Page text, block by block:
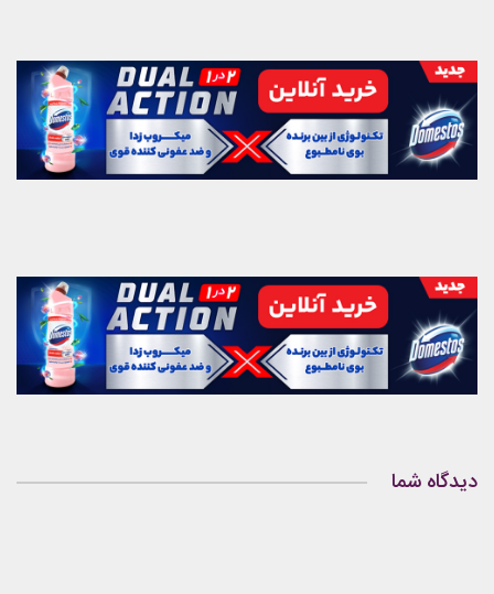
دیدگاه شما